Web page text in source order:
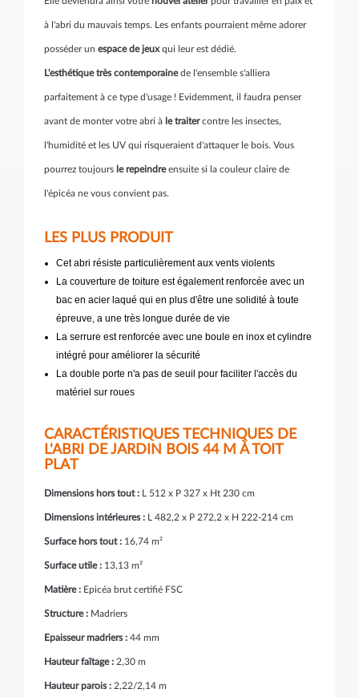
à l'abri du mauvais temps. Les enfants pourraient même adorer
posséder un espace de jeuxqui leur est dédié.
L'esthétique très contemporainede l'ensemble s'alliera
parfaitement à ce type d'usage ! Evidemment, il faudra penser
avant de monter votre abri à le traitercontre les insectes,
l'humidité et les UV qui risqueraient d'attaquer le bois. Vous
pourrez toujours le repeindreensuite si la couleur claire de
l'épicéa ne vous convient pas.
LES PLUS PRODUIT
Cet abri résiste particulièrement aux vents violents
La couverture de toiture est également renforcée avec un
bac en acier laqué qui en plus d'être une solidité à toute
épreuve, a une très longue durée de vie
La serrure est renforcée avec une boule en inox et cylindre
intégré pour améliorer la sécurité
La double porte n'a pas de seuil pour faciliter l'accès du
matériel sur roues
CARACTÉRISTIQUES TECHNIQUES DE
L'ABRI DE JARDIN BOIS 44 M À TOIT
PLAT
Dimensions hors tout : L 512 x P 327 x Ht 230 cm
Dimensions intérieures : L 482,2 x P 272,2 x H 222-214 cm
Surface hors tout : 16,74 m²
Surface utile : 13,13 m²
Matière : Epicéa brut certifié FSC
Structure : Madriers
Epaisseur madriers : 44 mm
Hauteur faîtage : 2,30 m
Hauteur parois : 2,22/2,14 m